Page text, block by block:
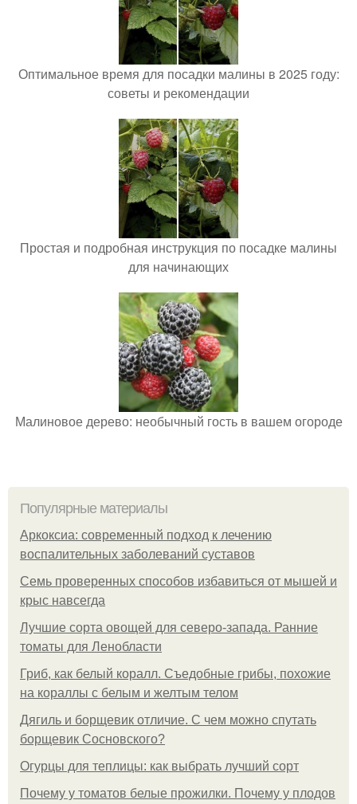
Оптимальное время для посадки малины в 2025 году:
советы и рекомендации
Простая и подробная инструкция по посадке малины
для начинающих
Малиновое дерево: необычный гость в вашем огороде
Популярные материалы
Аркоксиа: современный подход к лечению
воспалительных заболеваний суставов
Семь проверенных способов избавиться от мышей и
крыс навсегда
Лучшие сорта овощей для северо-запада. Ранние
томаты для Ленобласти
Гриб, как белый коралл. Съедобные грибы, похожие
на кораллы с белым и желтым телом
Дягиль и борщевик отличие. С чем можно спутать
борщевик Сосновского?
Огурцы для теплицы: как выбрать лучший сорт
Почему у томатов белые прожилки. Почему у плодов